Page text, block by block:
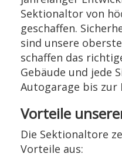
Sektionaltor von
geschaffen.
sind unsere
schaffen das
Gebäude und jede
Autogarage bis zur
Vorteile
Die Sektionaltore
Vorteile aus: